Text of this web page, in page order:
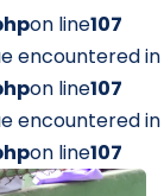
on line107
encountered in
on line107
encountered in
on line107